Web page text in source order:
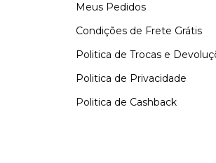
Meus Pedidos
Condições de Frete Grátis
Politica de Trocas e
Politica de Privacidade
Politica de Cashback